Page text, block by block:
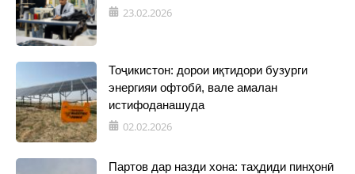
23.02.2026
Тоҷикистон: дорои иқтидори бузурги
энергияи офтобӣ, вале амалан
истифоданашуда
02.02.2026
Партов дар назди хона: таҳдиди пинҳонӣ